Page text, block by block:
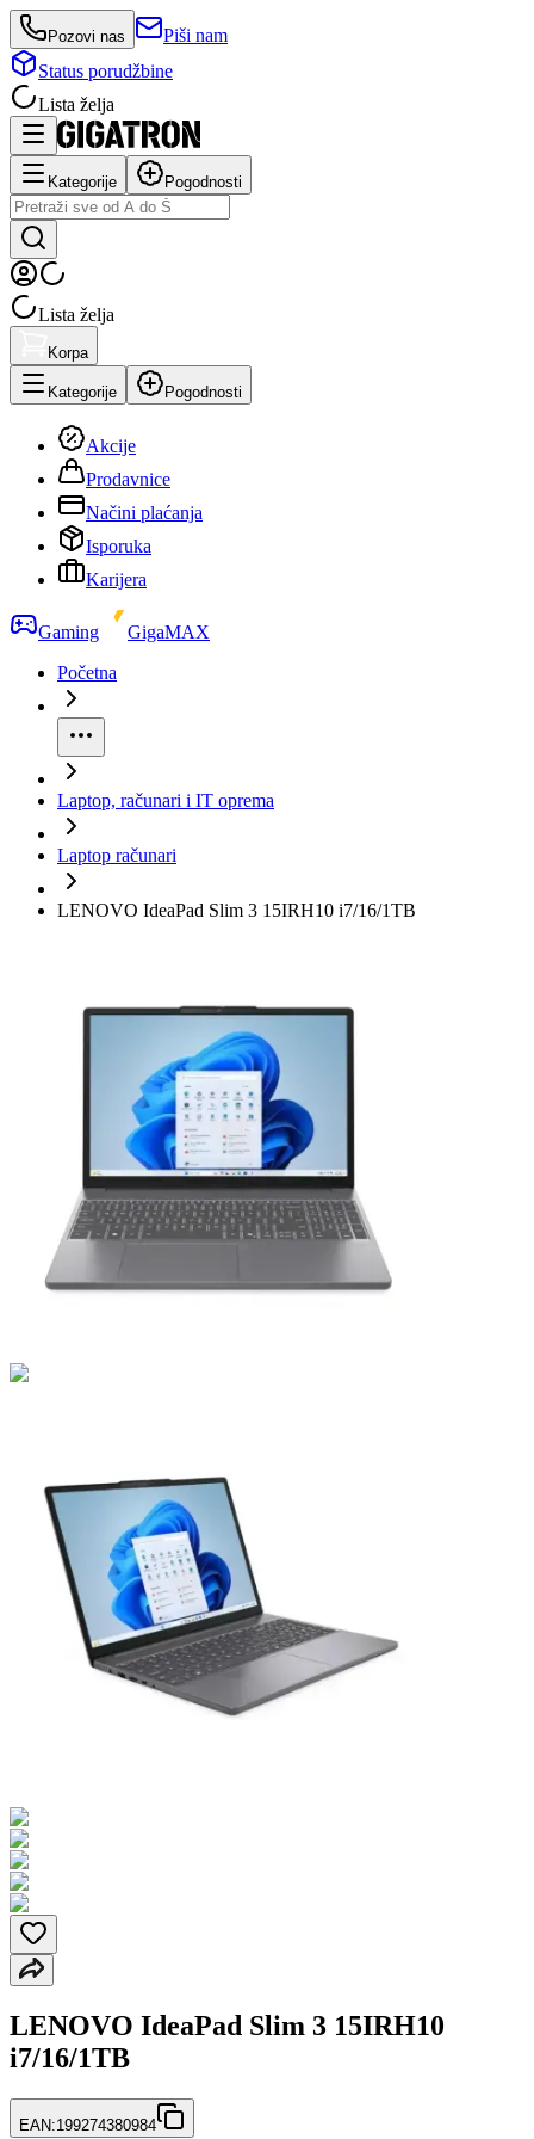
Pozovi nas
Piši nam
Status porudžbine
Lista želja
Kategorije Pogodnosti
Lista želja
Korpa
Kategorije Pogodnosti
Akcije
Prodavnice
Načini plaćanja
Isporuka
Karijera
Gaming
GigaMAX
Početna
Laptop, računari i IT oprema
Laptop računari
LENOVO IdeaPad Slim 3 15IRH10 i7/16/1TB
LENOVO IdeaPad Slim 3 15IRH10
i7/16/1TB
EAN:199274380984